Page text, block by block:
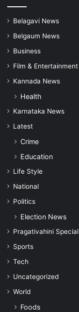
Belagavi News
Belgaum News
Business
Film & Entertainment
Kannada News
Health
Karnataka News
Latest
Crime
Education
Life Style
National
Politics
Election News
Pragativahini Special
Sports
Tech
Uncategorized
World
Foods